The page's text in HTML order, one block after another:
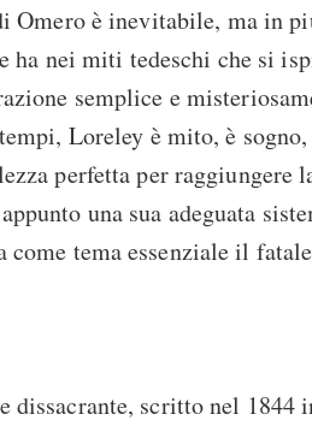
Omero è inevitabile, ma in
ha nei miti tedeschi che si
semplice e
Loreley è mito, è sogno,
perfetta per raggiungere
una sua adeguata
tema essenziale il
dissacrante, scritto nel 1844